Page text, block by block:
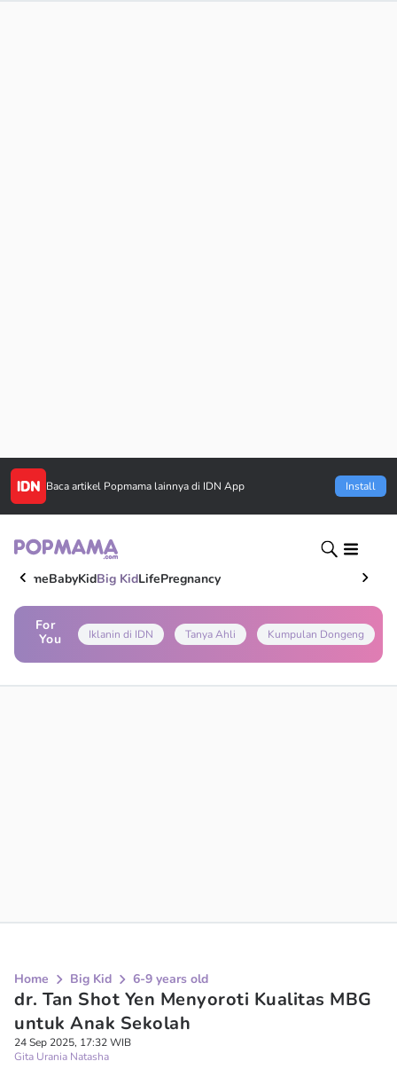
Baca artikel Popmama lainnya di IDN App Install
HomeBabyKidBig KidLifePregnancy
For
You
Iklanin di IDN Tanya Ahli Kumpulan Dongeng
Home Big Kid 6-9 years old
dr. Tan Shot Yen Menyoroti Kualitas MBG
untuk Anak Sekolah
24 Sep 2025, 17:32 WIB
Gita Urania Natasha